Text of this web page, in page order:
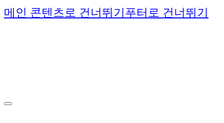
메인 콘텐츠로 건너뛰기 푸터로 건너뛰기